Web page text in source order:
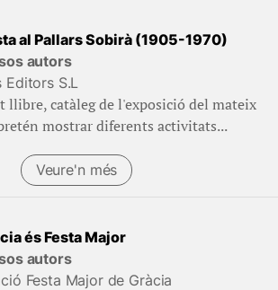
al Pallars Sobirà (1905-1970)
autors
Editors S.L
llibre, catàleg de l'exposició del mateix
mostrar diferents activitats...
Veure'n més
(Llibres)
és Festa Major
autors
Festa Major de Gràcia